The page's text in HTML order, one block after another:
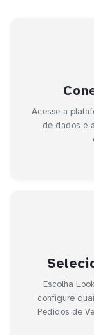
Acesse a
de dados e
Escolha
configure
Pedidos de